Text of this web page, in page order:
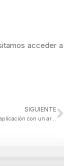
acceder a
SIGUIENTE
Cómo probar tu aplicación con un archivo APK